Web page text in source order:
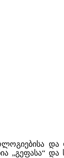
„გეფასა“ და